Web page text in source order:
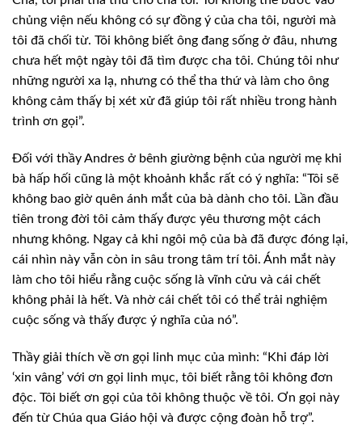
chủng viện nếu không có sự đồng ý của cha tôi, người mà
tôi đã chối từ. Tôi không biết ông đang sống ở đâu, nhưng
chưa hết một ngày tôi đã tìm được cha tôi. Chúng tôi như
những người xa lạ, nhưng có thể tha thứ và làm cho ông
không cảm thấy bị xét xử đã giúp tôi rất nhiều trong hành
trình ơn gọi”.
Đối với thầy Andres ở bênh giường bệnh của người mẹ khi
bà hấp hối cũng là một khoảnh khắc rất có ý nghĩa: “Tôi sẽ
không bao giờ quên ánh mắt của bà dành cho tôi. Lần đầu
tiên trong đời tôi cảm thấy được yêu thương một cách
nhưng không. Ngay cả khi ngôi mộ của bà đã được đóng lại,
cái nhìn này vẫn còn in sâu trong tâm trí tôi. Ánh mắt này
làm cho tôi hiểu rằng cuộc sống là vĩnh cửu và cái chết
không phải là hết. Và nhờ cái chết tôi có thể trải nghiệm
cuộc sống và thấy được ý nghĩa của nó”.
Thầy giải thích về ơn gọi linh mục của mình: “Khi đáp lời
‘xin vâng’ với ơn gọi linh mục, tôi biết rằng tôi không đơn
độc. Tôi biết ơn gọi của tôi không thuộc về tôi. Ơn gọi này
đến từ Chúa qua Giáo hội và được cộng đoàn hỗ trợ”.